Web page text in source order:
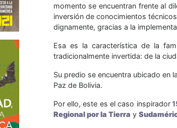
momento se encuentran frente al
inversión de conocimientos
dignamente, gracias a la
Esa es la característica de la
tradicionalmente invertida: de la
Su predio se encuentra ubicado en
Paz de Bolivia.
Por ello, este es el caso inspirador
Regional por la Tierra y